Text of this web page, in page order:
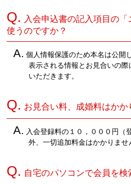
Q. 入会申込書の記入項目の
使うのですか？
A. 個人情報保護のため本名は公開
表示される情報とお見合いの
いただきます。
Q. お見合い料、成婚料はかか
A. 入会登録料の１０，０００円（
外、一切追加料金はかかりませ
Q. 自宅のパソコンで会員を検